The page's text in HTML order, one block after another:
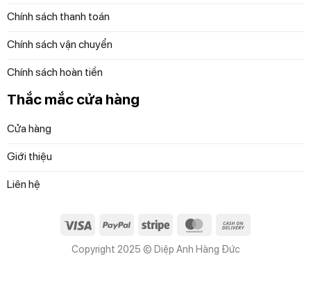
Chính sách thanh toán
Chính sách vận chuyển
Chính sách hoàn tiền
Thắc mắc cửa hàng
Cửa hàng
Giới thiệu
Liên hệ
Visa PayPal Stripe MasterCard
Copyright 2025 © Diệp Anh Hàng Đức